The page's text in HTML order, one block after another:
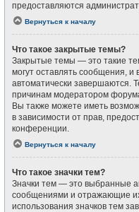
предоставляются
Вернуться к началу
Что такое закрытые темы?
Закрытые темы — это такие
могут оставлять сообщения,
автоматически завершаются.
причинам модератором
Вы также можете иметь
в зависимости от прав,
конференции.
Вернуться к началу
Что такое значки тем?
Значки тем — это выбранные
сообщениями и отражающие
использования значков тем